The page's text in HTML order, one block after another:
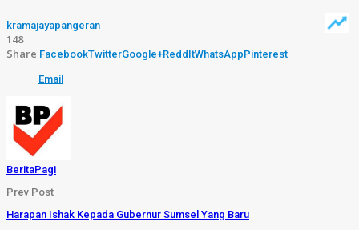
kramajayapangeran
148
Share FacebookTwitterGoogle+ReddItWhatsAppPinterest
Email
BeritaPagi
Prev Post
Harapan Ishak Kepada Gubernur Sumsel Yang Baru